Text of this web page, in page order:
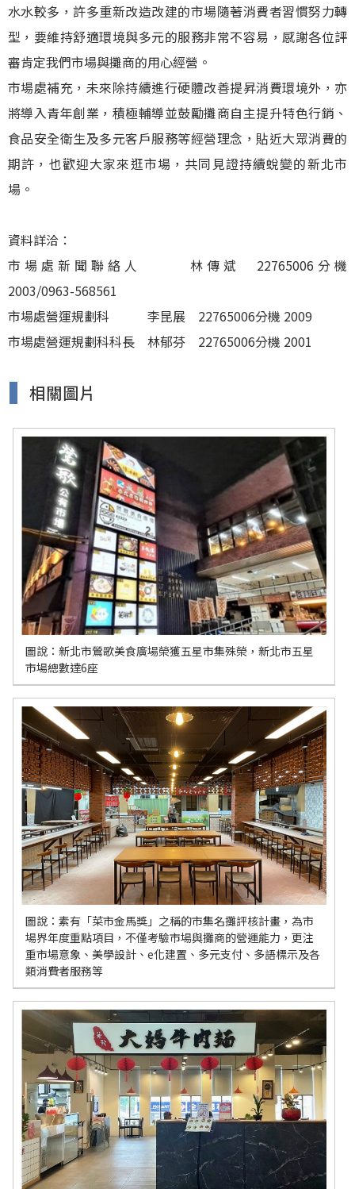
水水較多，許多重新改造改建的市場隨著消費者習慣努力轉
型，要維持舒適環境與多元的服務非常不容易，感謝各位評
審肯定我們市場與攤商的用心經營。
市場處補充，未來除持續進行硬體改善提昇消費環境外，亦
將導入青年創業，積極輔導並鼓勵攤商自主提升特色行銷、
食品安全衛生及多元客戶服務等經營理念，貼近大眾消費的
期許，也歡迎大家來逛市場，共同見證持續蛻變的新北市
場。
資料詳洽：
市場處新聞聯絡人 林傳斌 22765006分機
2003/0963-568561
市場處營運規劃科 李昆展 22765006分機 2009
市場處營運規劃科科長 林郁芬 22765006分機 2001
相關圖片
圖說：新北市鶯歌美食廣場榮獲五星市集殊榮，新北市五星
市場總數達6座
圖說：素有「菜市金馬獎」之稱的市集名攤評核計畫，為市
場界年度重點項目，不僅考驗市場與攤商的營運能力，更注
重市場意象、美學設計、e化建置、多元支付、多語標示及各
類消費者服務等